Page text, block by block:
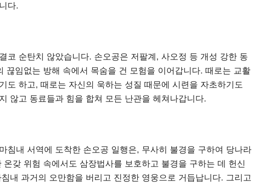
다.
코 순탄치 않았습니다. 손오공은 저팔계, 사오정 등 개성 강한 동
끊임없는 방해 속에서 목숨을 건 모험을 이어갑니다. 때로는 교활
도 하고, 때로는 자신의 욱하는 성질 때문에 시련을 자초하기도
않고 동료들과 힘을 합쳐 모든 난관을 헤쳐나갑니다.
침내 서역에 도착한 손오공 일행은, 무사히 불경을 구하여 당나라
갖 위험 속에서도 삼장법사를 보호하고 불경을 구하는 데 헌신
내 과거의 오만함을 버리고 진정한 영웅으로 거듭납니다. 그리고